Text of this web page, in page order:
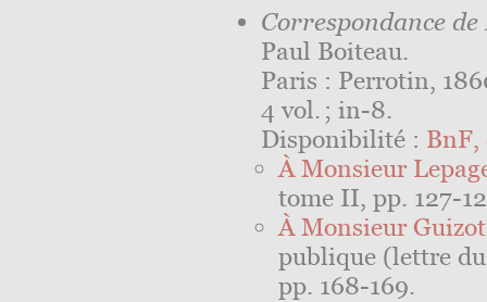
Correspondance
Paul Boiteau.
Paris : Perrotin,
4 vol. ; in-8.
Disponibilité : BnF,
À Monsieur
tome II, pp. 127-
À Monsieur Guizot
publique (lettre
pp. 168-169.